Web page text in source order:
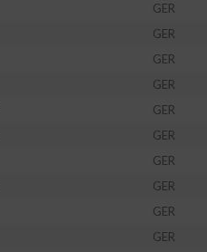
GER
GER
GER
GER
GER
GER
GER
GER
GER
GER